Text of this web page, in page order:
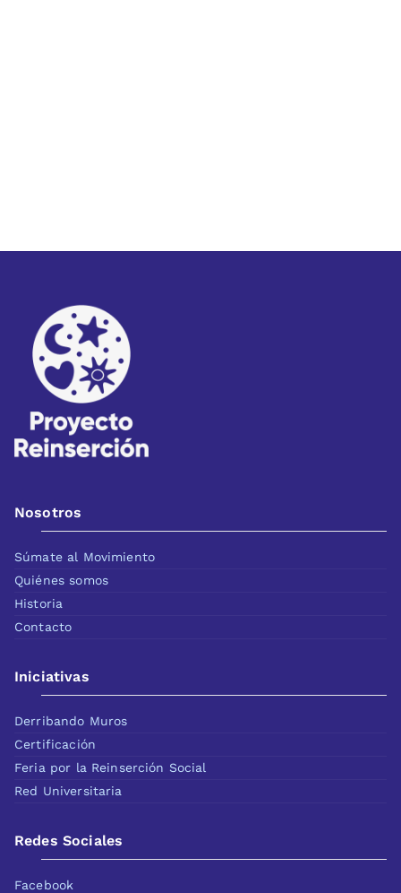
Nosotros
Súmate al Movimiento
Quiénes somos
Historia
Contacto
Iniciativas
Derribando Muros
Certificación
Feria por la Reinserción Social
Red Universitaria
Redes Sociales
Facebook